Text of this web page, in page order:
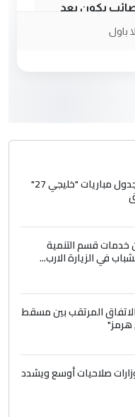
يكون بعد
ومن اصول عريقة
حسين سل
ماما يسقط
ومن اصول عريقة
حسين سل
5
كلام
للإنسان
باول
الاتحاد الخليجي يعلن جدول مباريات "خليجي 27"
خدمات قسم التنمية
في الزيارة الارب...
المرتقب بين مسقط
صلاحيات أوسع ويشدد